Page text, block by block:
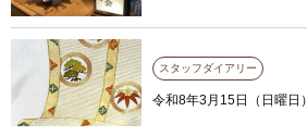
スタッフダイアリー
令和8年3月15日（日曜日）